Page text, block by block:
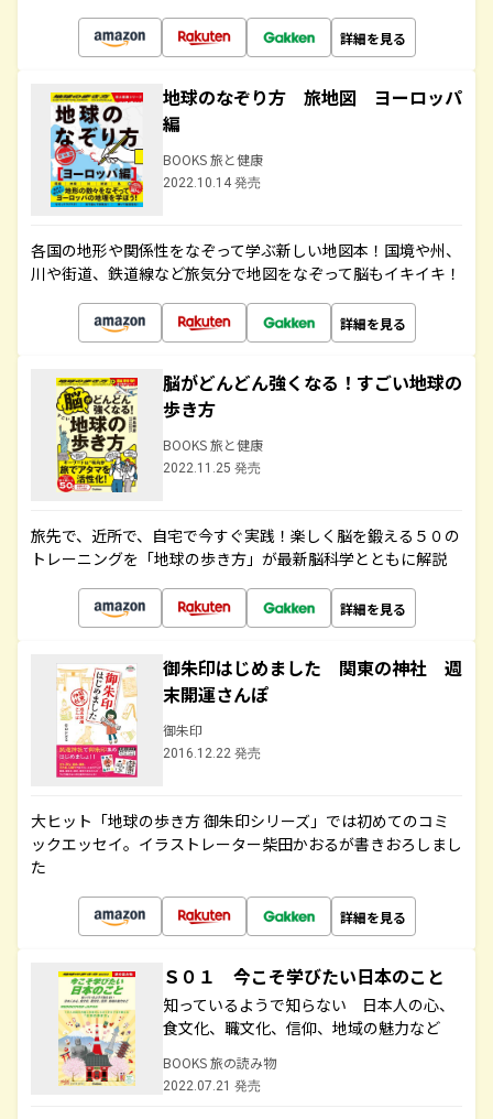
詳細を見る
地球のなぞり方 旅地図 ヨーロッパ
編
BOOKS 旅と健康
2022.10.14 発売
各国の地形や関係性をなぞって学ぶ新しい地図本！国境や州、
川や街道、鉄道線など旅気分で地図をなぞって脳もイキイキ！
詳細を見る
脳がどんどん強くなる！すごい地球の
歩き方
BOOKS 旅と健康
2022.11.25 発売
旅先で、近所で、自宅で今すぐ実践！楽しく脳を鍛える５０の
トレーニングを「地球の歩き方」が最新脳科学とともに解説
詳細を見る
御朱印はじめました 関東の神社 週
末開運さんぽ
御朱印
2016.12.22 発売
大ヒット「地球の歩き方 御朱印シリーズ」では初めてのコミ
ックエッセイ。イラストレーター柴田かおるが書きおろしまし
た
詳細を見る
Ｓ０１ 今こそ学びたい日本のこと
知っているようで知らない 日本人の心、
食文化、職文化、信仰、地域の魅力など
BOOKS 旅の読み物
2022.07.21 発売